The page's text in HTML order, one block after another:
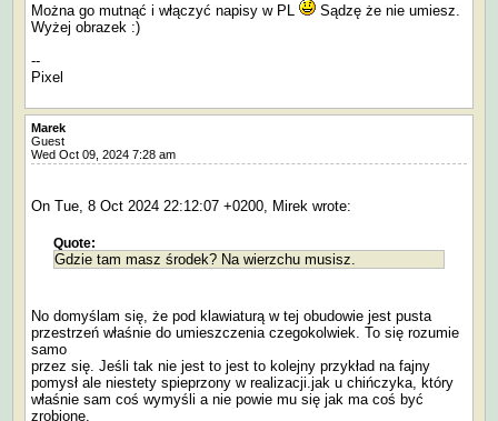
Można go mutnąć i włączyć napisy w PL
Sądzę że nie umiesz.
Wyżej obrazek :)
--
Pixel
Marek
Guest
Wed Oct 09, 2024 7:28 am
On Tue, 8 Oct 2024 22:12:07 +0200, Mirek wrote:
Quote:
Gdzie tam masz środek? Na wierzchu musisz.
No domyślam się, że pod klawiaturą w tej obudowie jest pusta
przestrzeń właśnie do umieszczenia czegokolwiek. To się rozumie
samo
przez się. Jeśli tak nie jest to jest to kolejny przykład na fajny
pomysł ale niestety spieprzony w realizacji.jak u chińczyka, który
właśnie sam coś wymyśli a nie powie mu się jak ma coś być
zrobione.